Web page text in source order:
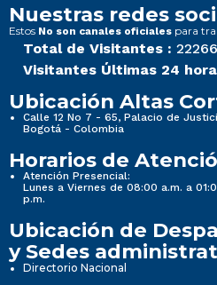
Nuestras redes
Estos No son canales oficiales para
Total de Visitantes :
Visitantes Últimas 24
Ubicación Altas
Calle 12 No 7 - 65, Palacio de
Bogotá - Colombia
Horarios de
Atención Presencial:
Lunes a Viernes de 08:00 a.m. a
p.m.
Ubicación de
y Sedes
Directorio Nacional